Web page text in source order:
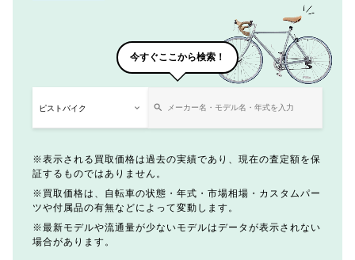
今すぐここから検索！
表示される買取価格は過去の実績であり、現在の査定額を保
証するものではありません。
買取価格は、自転車の状態・年式・市場相場・カスタムパー
ツや付属品の有無などによって変動します。
最新モデルや流通量が少ないモデルはデータが表示されない
場合があります。